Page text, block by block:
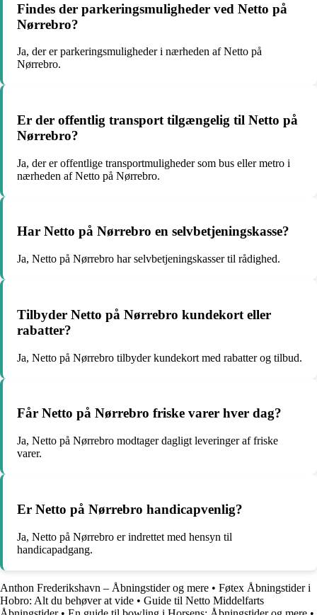
Findes der parkeringsmuligheder ved Netto på
Nørrebro?
Ja, der er parkeringsmuligheder i nærheden af Netto på
Nørrebro.
Er der offentlig transport tilgængelig til Netto på
Nørrebro?
Ja, der er offentlige transportmuligheder som bus eller metro i
nærheden af Netto på Nørrebro.
Har Netto på Nørrebro en selvbetjeningskasse?
Ja, Netto på Nørrebro har selvbetjeningskasser til rådighed.
Tilbyder Netto på Nørrebro kundekort eller
rabatter?
Ja, Netto på Nørrebro tilbyder kundekort med rabatter og tilbud.
Får Netto på Nørrebro friske varer hver dag?
Ja, Netto på Nørrebro modtager dagligt leveringer af friske
varer.
Er Netto på Nørrebro handicapvenlig?
Ja, Netto på Nørrebro er indrettet med hensyn til
handicapadgang.
Anthon Frederikshavn – Åbningstider og mere • Føtex Åbningstider i
Hobro: Alt du behøver at vide • Guide til Netto Middelfarts